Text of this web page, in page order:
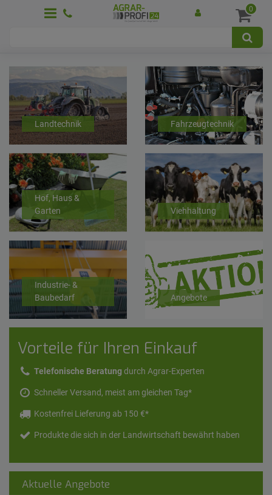
0
Land­technik Fahrzeug­technik
Hof, Haus &
Garten
Vieh­haltung
Industrie- &
Baubedarf
Angebote
Vorteile für Ihren Einkauf
Telefonische Beratungdurch Agrar-Experten
Schneller Versand, meist am gleichen Tag*
Kostenfrei Lieferung ab 150 €*
Produkte die sich in der Landwirtschaft bewährt haben
Aktuelle Angebote